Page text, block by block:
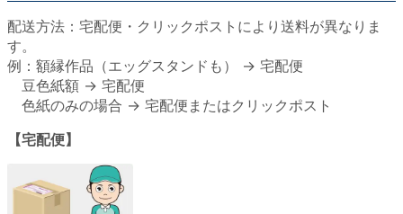
配送方法：宅配便・クリックポストにより送料が異なりま
す。
例：額縁作品（エッグスタンドも） → 宅配便
豆色紙額 → 宅配便
色紙のみの場合 → 宅配便またはクリックポスト
【宅配便】